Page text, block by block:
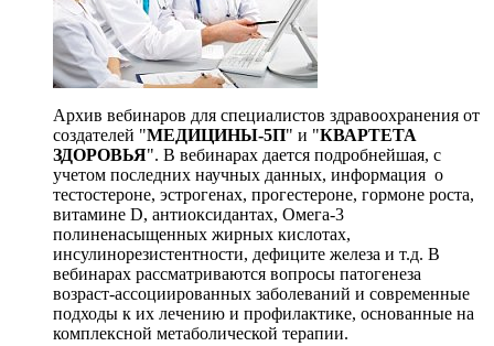
Архив вебинаров для специалистов здравоохранения от
создателей "МЕДИЦИНЫ-5П" и "КВАРТЕТА
ЗДОРОВЬЯ". В вебинарах дается подробнейшая, с
учетом последних научных данных, информация о
тестостероне, эстрогенах, прогестероне, гормоне роста,
витамине D, антиоксидантах, Омега-3
полиненасыщенных жирных кислотах,
инсулинорезистентности, дефиците железа и т.д. В
вебинарах рассматриваются вопросы патогенеза
возраст-ассоциированных заболеваний и современные
подходы к их лечению и профилактике, основанные на
комплексной метаболической терапии.